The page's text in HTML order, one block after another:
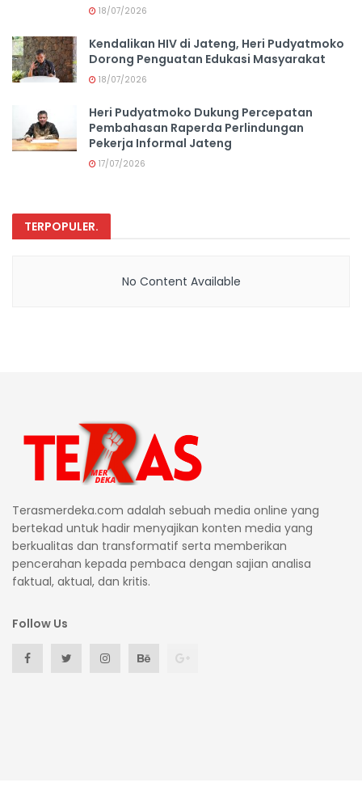
18/07/2026
Kendalikan HIV di Jateng, Heri Pudyatmoko
Dorong Penguatan Edukasi Masyarakat
18/07/2026
Heri Pudyatmoko Dukung Percepatan
Pembahasan Raperda Perlindungan
Pekerja Informal Jateng
17/07/2026
TERPOPULER.
No Content Available
Terasmerdeka.com adalah sebuah media online yang
bertekad untuk hadir menyajikan konten media yang
berkualitas dan transformatif serta memberikan
pencerahan kepada pembaca dengan sajian analisa
faktual, aktual, dan kritis.
Follow Us